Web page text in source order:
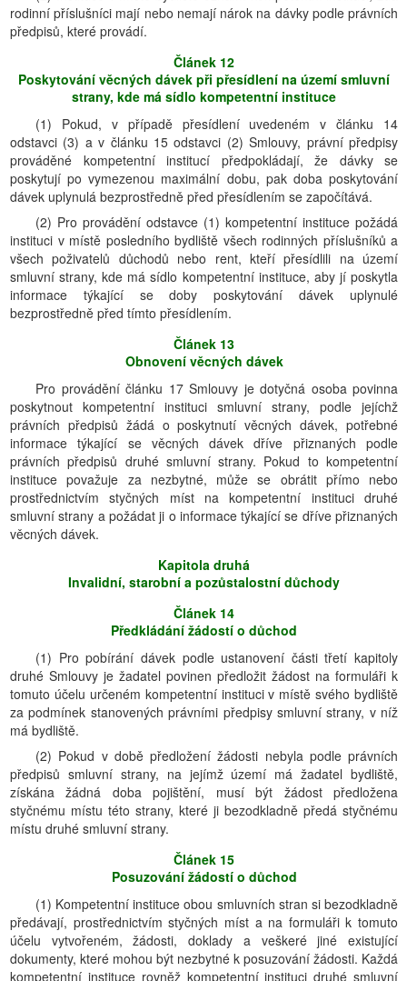
rodinní příslušníci mají nebo nemají nárok na dávky podle právních
předpisů, které provádí.
Článek 12
Poskytování věcných dávek při přesídlení na území smluvní
strany, kde má sídlo kompetentní instituce
(1) Pokud, v případě přesídlení uvedeném v článku 14
odstavci (3) a v článku 15 odstavci (2) Smlouvy, právní předpisy
prováděné kompetentní institucí předpokládají, že dávky se
poskytují po vymezenou maximální dobu, pak doba poskytování
dávek uplynulá bezprostředně před přesídlením se započítává.
(2) Pro provádění odstavce (1) kompetentní instituce požádá
instituci v místě posledního bydliště všech rodinných příslušníků a
všech poživatelů důchodů nebo rent, kteří přesídlili na území
smluvní strany, kde má sídlo kompetentní instituce, aby jí poskytla
informace týkající se doby poskytování dávek uplynulé
bezprostředně před tímto přesídlením.
Článek 13
Obnovení věcných dávek
Pro provádění článku 17 Smlouvy je dotyčná osoba povinna
poskytnout kompetentní instituci smluvní strany, podle jejíchž
právních předpisů žádá o poskytnutí věcných dávek, potřebné
informace týkající se věcných dávek dříve přiznaných podle
právních předpisů druhé smluvní strany. Pokud to kompetentní
instituce považuje za nezbytné, může se obrátit přímo nebo
prostřednictvím styčných míst na kompetentní instituci druhé
smluvní strany a požádat ji o informace týkající se dříve přiznaných
věcných dávek.
Kapitola druhá
Invalidní, starobní a pozůstalostní důchody
Článek 14
Předkládání žádostí o důchod
(1) Pro pobírání dávek podle ustanovení části třetí kapitoly
druhé Smlouvy je žadatel povinen předložit žádost na formuláři k
tomuto účelu určeném kompetentní instituci v místě svého bydliště
za podmínek stanovených právními předpisy smluvní strany, v níž
má bydliště.
(2) Pokud v době předložení žádosti nebyla podle právních
předpisů smluvní strany, na jejímž území má žadatel bydliště,
získána žádná doba pojištění, musí být žádost předložena
styčnému místu této strany, které ji bezodkladně předá styčnému
místu druhé smluvní strany.
Článek 15
Posuzování žádostí o důchod
(1) Kompetentní instituce obou smluvních stran si bezodkladně
předávají, prostřednictvím styčných míst a na formuláři k tomuto
účelu vytvořeném, žádosti, doklady a veškeré jiné existující
dokumenty, které mohou být nezbytné k posuzování žádosti. Každá
kompetentní instituce rovněž kompetentní instituci druhé smluvní